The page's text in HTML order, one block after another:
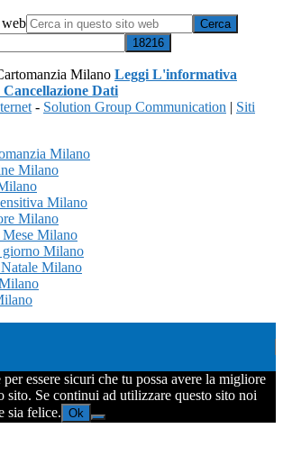
Milano Leggi L'informativa
Cancellazione Dati
- Solution Group Communication | Siti
Milano
Milano
Milano
Milano
Milano
giorno Milano
Milano
essere sicuri che tu possa avere la migliore
sito. Se continui ad utilizzare questo sito noi
sia felice. Ok